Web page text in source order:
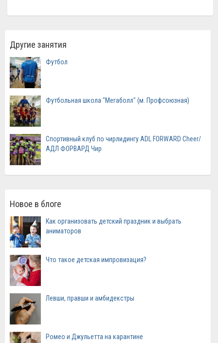
Другие занятия
Футбол
Футбольная школа "Мегаболл" (м. Профсоюзная)
Спортивный клуб по чирлидингу ADL FORWARD Cheer/
АДЛ ФОРВАРД Чир
Новое в блоге
Как организовать детский праздник и выбрать
аниматоров
Что такое детская импровизация?
Левши, правши и амбидекстры
Ромео и Джульетта на карантине